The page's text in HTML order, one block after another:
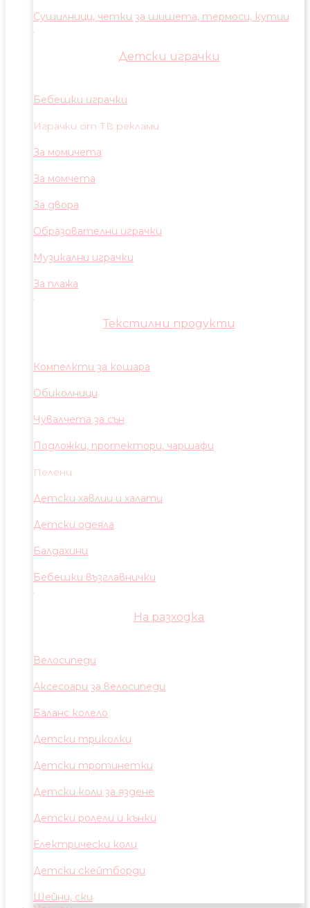
Сушилници, четки за шишета, термоси, кутии
Детски играчки
Бебешки играчки
Играчки от ТВ реклами
За момичета
За момчета
За двора
Образователни играчки
Музикални играчки
За плажа
Текстилни продукти
Компелкти за кошара
Обиколници
Чувалчета за сън
Подложки, протектори, чаршафи
Пелени
Детски хавлии и халати
Детски одеяла
Балдахини
Бебешки възглавнички
На разходка
Велосипеди
Аксесоари за велосипеди
Баланс колело
Детски триколки
Детски тротинетки
Детски коли за яздене
Детски ролели и кънки
Електрически коли
Детски скейтборди
Шейни, ски